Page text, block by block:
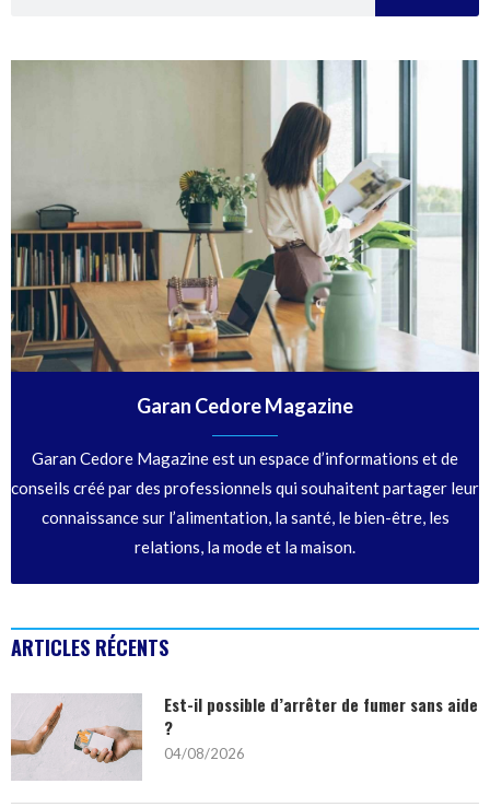
Garan Cedore Magazine
Garan Cedore Magazine est un espace d’informations et de
conseils créé par des professionnels qui souhaitent partager leur
connaissance sur l’alimentation, la santé, le bien-être, les
relations, la mode et la maison.
ARTICLES RÉCENTS
Est-il possible d’arrêter de fumer sans aide
?
04/08/2026